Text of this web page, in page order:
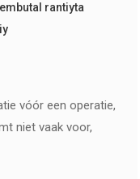
rantiyta
vóór een operatie,
niet vaak voor,